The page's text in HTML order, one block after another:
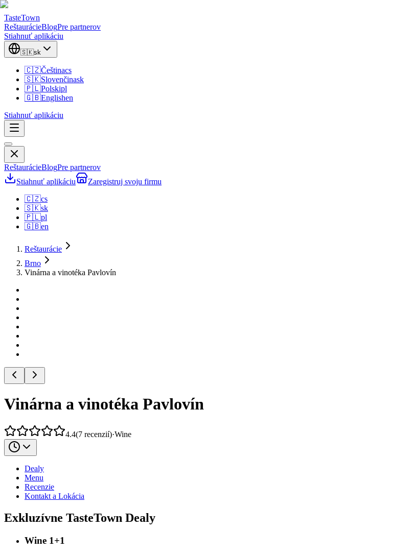
TasteTown
ReštaurácieBlogPre partnerov
Stiahnuť aplikáciu
🇸🇰sk
🇨🇿Češtinacs
🇸🇰Slovenčinask
🇵🇱Polskipl
🇬🇧Englishen
Stiahnuť aplikáciu
ReštaurácieBlogPre partnerov
Stiahnuť aplikáciu
Zaregistruj svoju firmu
🇨🇿cs
🇸🇰sk
🇵🇱pl
🇬🇧en
Reštaurácie
Brno
Vinárna a vinotéka Pavlovín
Vinárna a vinotéka Pavlovín
4.4(7 recenzií)·Wine
Dealy
Menu
Recenzie
Kontakt a Lokácia
Exkluzívne TasteTown Dealy
Wine 1+1